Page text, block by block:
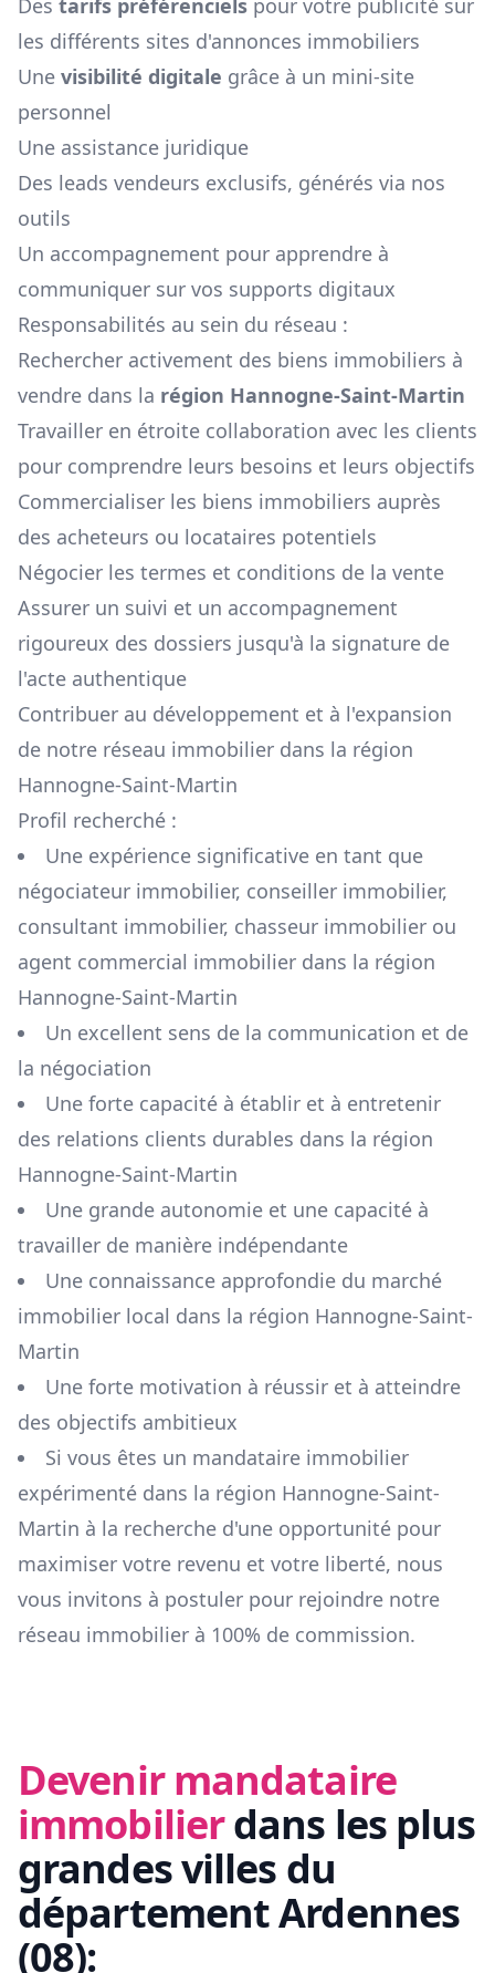
Des tarifs préférenciels pour votre publicité sur
les différents sites d'annonces immobiliers
Une visibilité digitale grâce à un mini-site
personnel
Une assistance juridique
Des leads vendeurs exclusifs, générés via nos
outils
Un accompagnement pour apprendre à
communiquer sur vos supports digitaux
Responsabilités au sein du réseau :
Rechercher activement des biens immobiliers à
vendre dans la région Hannogne-Saint-Martin
Travailler en étroite collaboration avec les clients
pour comprendre leurs besoins et leurs objectifs
Commercialiser les biens immobiliers auprès
des acheteurs ou locataires potentiels
Négocier les termes et conditions de la vente
Assurer un suivi et un accompagnement
rigoureux des dossiers jusqu'à la signature de
l'acte authentique
Contribuer au développement et à l'expansion
de notre réseau immobilier dans la région
Hannogne-Saint-Martin
Profil recherché :
Une expérience significative en tant que
négociateur immobilier, conseiller immobilier,
consultant immobilier, chasseur immobilier ou
agent commercial immobilier dans la région
Hannogne-Saint-Martin
Un excellent sens de la communication et de
la négociation
Une forte capacité à établir et à entretenir
des relations clients durables dans la région
Hannogne-Saint-Martin
Une grande autonomie et une capacité à
travailler de manière indépendante
Une connaissance approfondie du marché
immobilier local dans la région Hannogne-Saint-
Martin
Une forte motivation à réussir et à atteindre
des objectifs ambitieux
Si vous êtes un mandataire immobilier
expérimenté dans la région Hannogne-Saint-
Martin à la recherche d'une opportunité pour
maximiser votre revenu et votre liberté, nous
vous invitons à postuler pour rejoindre notre
réseau immobilier à 100% de commission.
Devenir mandataire
immobilierdans les plus
grandes villes du
départementArdennes
(08):